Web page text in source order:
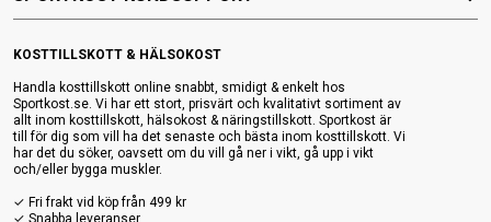
KOSTTILLSKOTT & HÄLSOKOST
Handla kosttillskott online snabbt, smidigt & enkelt hos
Sportkost.se. Vi har ett stort, prisvärt och kvalitativt sortiment av
allt inom kosttillskott, hälsokost & näringstillskott. Sportkost är
till för dig som vill ha det senaste och bästa inom kosttillskott. Vi
har det du söker, oavsett om du vill gå ner i vikt, gå upp i vikt
och/eller bygga muskler.
✓ Fri frakt vid köp från 499 kr
✓ Snabba leveranser